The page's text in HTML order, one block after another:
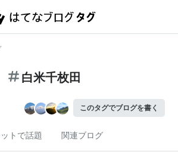
白米千枚田
このタグでブログを書く
トで話題 関連ブログ